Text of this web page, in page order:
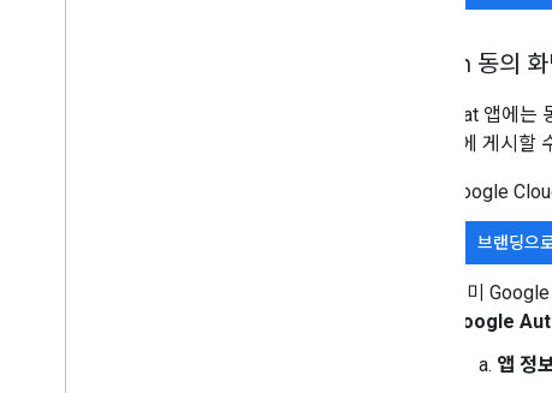
OAuth 동의
모든 Chat 앱에
고 나중에 게시할
Google
브랜딩으
이미
Google
앱 정